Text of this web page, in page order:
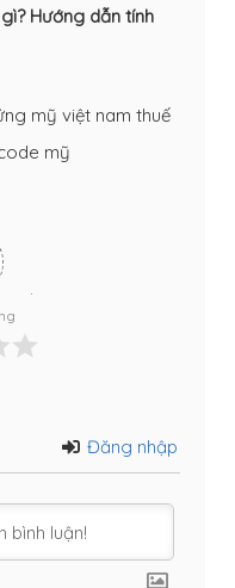
Hướng dẫn tính
mỹ việt nam thuế
mỹ
Đăng nhập